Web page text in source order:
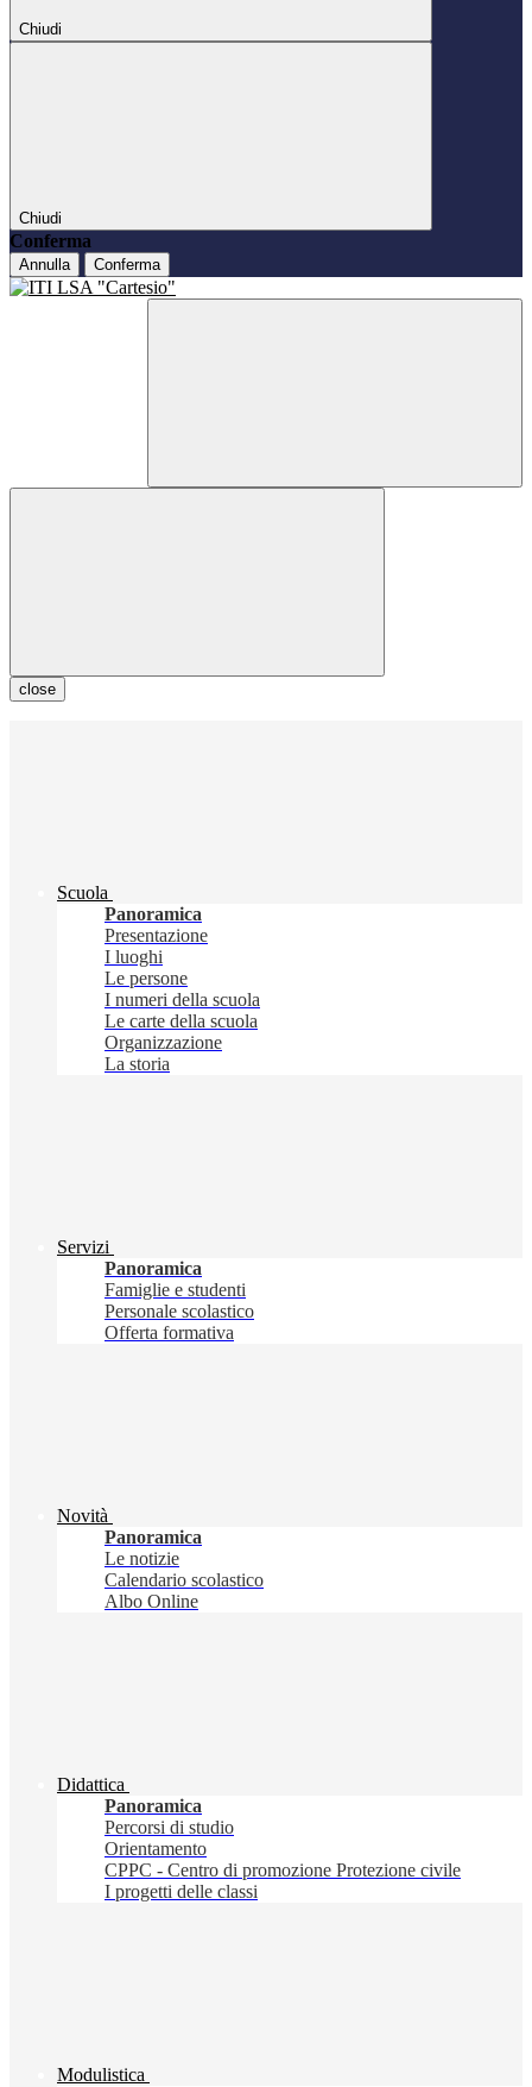
Chiudi
Chiudi
Conferma
Annulla Conferma
close
Scuola
Panoramica
Presentazione
I luoghi
Le persone
I numeri della scuola
Le carte della scuola
Organizzazione
La storia
Servizi
Panoramica
Famiglie e studenti
Personale scolastico
Offerta formativa
Novità
Panoramica
Le notizie
Calendario scolastico
Albo Online
Didattica
Panoramica
Percorsi di studio
Orientamento
CPPC - Centro di promozione Protezione civile
I progetti delle classi
Modulistica